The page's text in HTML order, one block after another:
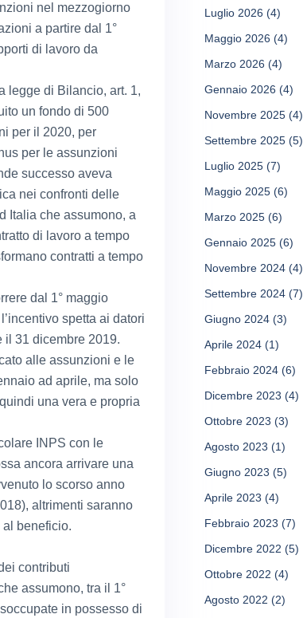
nel mezzogiorno
a partire dal 1°
di lavoro da
legge di Bilancio, art. 1,
un fondo di 500
per il 2020, per
per le assunzioni
successo aveva
nei confronti delle
Italia che assumono, a
di lavoro a tempo
contratti a tempo
dal 1° maggio
spetta ai datori
il 31 dicembre 2019.
alle assunzioni e le
ad aprile, ma solo
una vera e propria
INPS con le
ancora arrivare una
lo scorso anno
altrimenti saranno
beneficio.
contributi
assumono, tra il 1°
in possesso di
Luglio 2026 (4)
Maggio 2026 (4)
Marzo 2026 (4)
Gennaio 2026 (4)
Novembre 2025 (4)
Settembre 2025 (5)
Luglio 2025 (7)
Maggio 2025 (6)
Marzo 2025 (6)
Gennaio 2025 (6)
Novembre 2024 (4)
Settembre 2024 (7)
Giugno 2024 (3)
Aprile 2024 (1)
Febbraio 2024 (6)
Dicembre 2023 (4)
Ottobre 2023 (3)
Agosto 2023 (1)
Giugno 2023 (5)
Aprile 2023 (4)
Febbraio 2023 (7)
Dicembre 2022 (5)
Ottobre 2022 (4)
Agosto 2022 (2)